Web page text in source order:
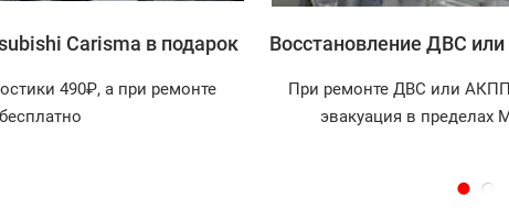
Carisma в подарок
490₽, а при ремонте
бесплатно
Восстановление ДВС
При ремонте ДВС или
эвакуация в пределах